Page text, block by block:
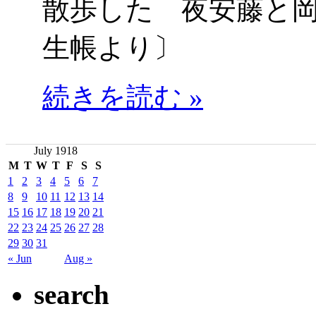
散歩した 夜安藤と
生帳より〕
続きを読む »
July 1918
M T W T F S S
« Jun Aug »
1 2 3 4 5 6
7
8
9 10 11 12 13 14
15 16 17 18 19 20 21
22 23 24 25 26 27 28
29 30 31
search